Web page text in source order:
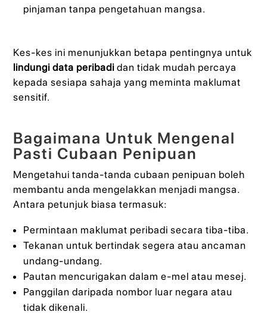
pinjaman tanpa pengetahuan mangsa.
Kes-kes ini menunjukkan betapa pentingnya untuk
lindungi data peribadi dan tidak mudah percaya
kepada sesiapa sahaja yang meminta maklumat
sensitif.
Bagaimana Untuk Mengenal
Pasti Cubaan Penipuan
Mengetahui tanda-tanda cubaan penipuan boleh
membantu anda mengelakkan menjadi mangsa.
Antara petunjuk biasa termasuk:
Permintaan maklumat peribadi secara tiba-tiba.
Tekanan untuk bertindak segera atau ancaman
undang-undang.
Pautan mencurigakan dalam e-mel atau mesej.
Panggilan daripada nombor luar negara atau
tidak dikenali.